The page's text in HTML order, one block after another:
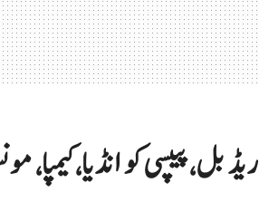
ریڈ بل، پیپسی کو انڈیا، کیمپا،